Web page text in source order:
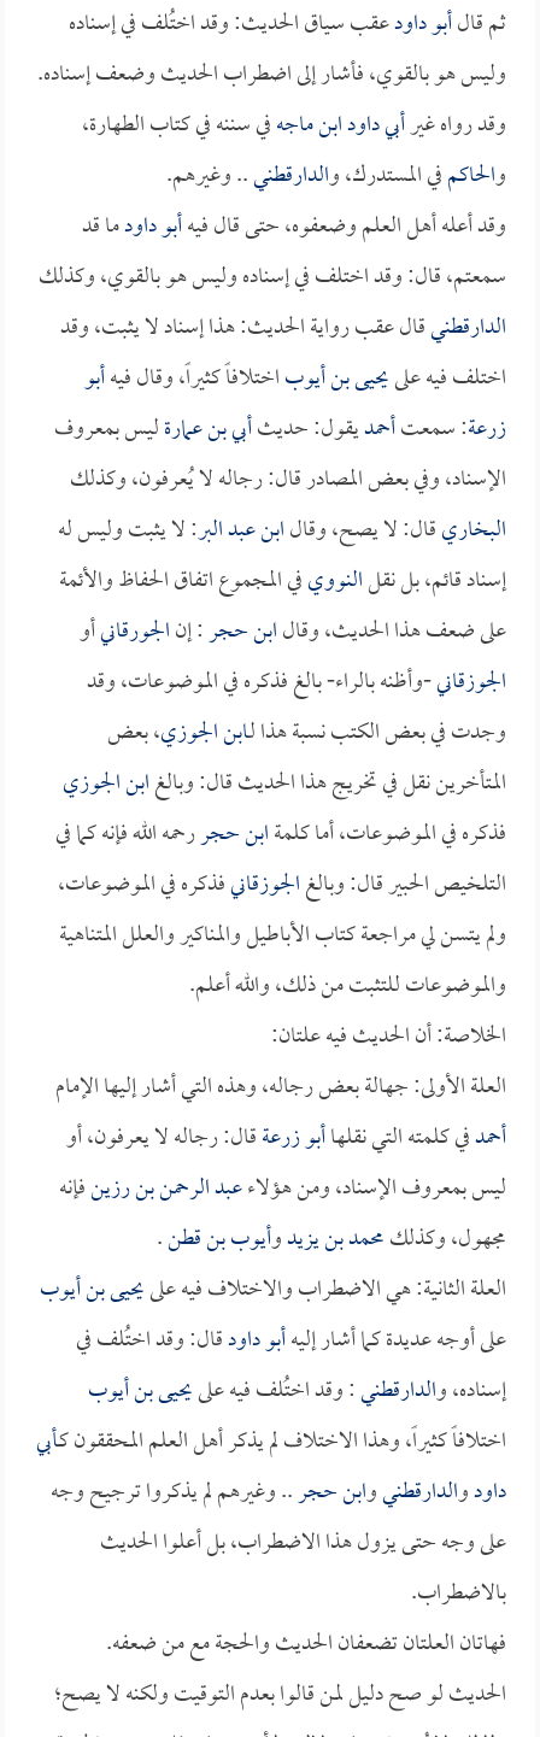
ثم قالأبو داودعقب سياق الحديث: وقد اختُلف في إسناده
وليس هو بالقوي، فأشار إلى اضطراب الحديث وضعف إسناده.
وقد رواه غيرأبي داودابن ماجهفي سننه في كتاب الطهارة،
والحاكمفي المستدرك، والدارقطني.. وغيرهم.
وقد أعله أهل العلم وضعفوه، حتى قال فيهأبو داودما قد
سمعتم، قال: وقد اختلف في إسناده وليس هو بالقوي، وكذلك
الدارقطنيقال عقب رواية الحديث: هذا إسناد لا يثبت، وقد
اختلف فيه علىيحيى بن أيوباختلافاً كثيراً، وقال فيهأبو
زرعة: سمعتأحمديقول: حديثأبي بن عمارةليس بمعروف
الإسناد، وفي بعض المصادر قال: رجاله لا يُعرفون، وكذلك
البخاريقال: لا يصح، وقالابن عبد البر: لا يثبت وليس له
إسناد قائم، بل نقلالنوويفي المجموع اتفاق الحفاظ والأئمة
على ضعف هذا الحديث، وقالابن حجر: إنالجورقانيأو
الجوزقاني-وأظنه بالراء- بالغ فذكره في الموضوعات، وقد
وجدت في بعض الكتب نسبة هذا لـابن الجوزي، بعض
المتأخرين نقل في تخريج هذا الحديث قال: وبالغابن الجوزي
فذكره في الموضوعات، أما كلمةابن حجررحمه الله فإنه كما في
التلخيص الحبير قال: وبالغالجوزقانيفذكره في الموضوعات،
ولم يتسن لي مراجعة كتاب الأباطيل والمناكير والعلل المتناهية
والموضوعات للتثبت من ذلك، والله أعلم.
الخلاصة: أن الحديث فيه علتان:
العلة الأولى: جهالة بعض رجاله، وهذه التي أشار إليها الإمام
أحمدفي كلمته التي نقلهاأبو زرعةقال: رجاله لا يعرفون، أو
ليس بمعروف الإسناد، ومن هؤلاءعبد الرحمن بن رزينفإنه
مجهول، وكذلكمحمد بن يزيدوأيوب بن قطن.
العلة الثانية: هي الاضطراب والاختلاف فيه علىيحيى بن أيوب
على أوجه عديدة كما أشار إليهأبو داودقال: وقد اختُلف في
إسناده، والدارقطني: وقد اختُلف فيه علىيحيى بن أيوب
اختلافاً كثيراً، وهذا الاختلاف لم يذكر أهل العلم المحققون كـأبي
داودوالدارقطنيوابن حجر.. وغيرهم لم يذكروا ترجيح وجه
على وجه حتى يزول هذا الاضطراب، بل أعلوا الحديث
بالاضطراب.
فهاتان العلتان تضعفان الحديث والحجة مع من ضعفه.
الحديث لو صح دليل لمن قالوا بعدم التوقيت ولكنه لا يصح؛